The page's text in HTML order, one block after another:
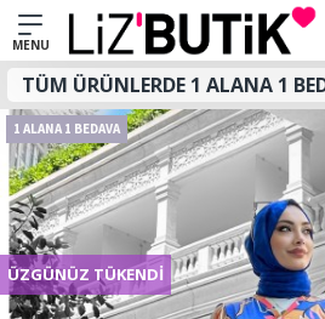
1 ALANA 1 BEDAVA
ÜZGÜNÜZ TÜKENDI